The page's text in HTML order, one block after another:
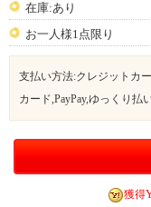
在庫:あり
お一人様1点限り
支払い方法:クレジットカ
カード,PayPay,ゆっくり払
獲得